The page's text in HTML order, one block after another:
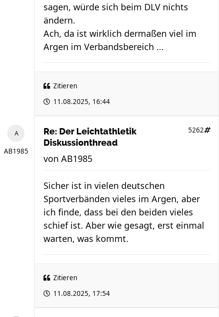
sagen, würde sich beim DLV nichts
ändern.
Ach, da ist wirklich dermaßen viel im
Argen im Verbandsbereich ...
Zitieren
11.08.2025, 16:44
AB1985
Re: Der Leichtathletik
Diskussionthread
5262
von AB1985
Sicher ist in vielen deutschen
Sportverbänden vieles im Argen, aber
ich finde, dass bei den beiden vieles
schief ist. Aber wie gesagt, erst einmal
warten, was kommt.
Zitieren
11.08.2025, 17:54